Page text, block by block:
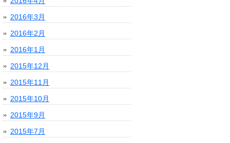
2016年3月
2016年2月
2016年1月
2015年12月
2015年11月
2015年10月
2015年9月
2015年7月